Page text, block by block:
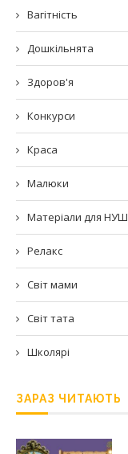
Вагітність
Дошкільнята
Здоров'я
Конкурси
Краса
Малюки
Матеріали для НУШ
Релакс
Світ мами
Світ тата
Школярі
ЗАРАЗ ЧИТАЮТЬ